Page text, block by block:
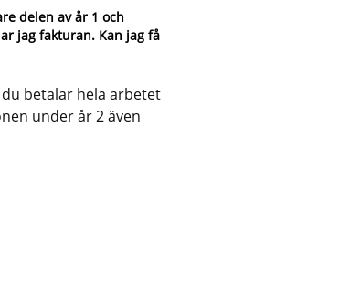
delen av år 1 och
jag fakturan. Kan jag få
betalar hela arbetet
under år 2 även